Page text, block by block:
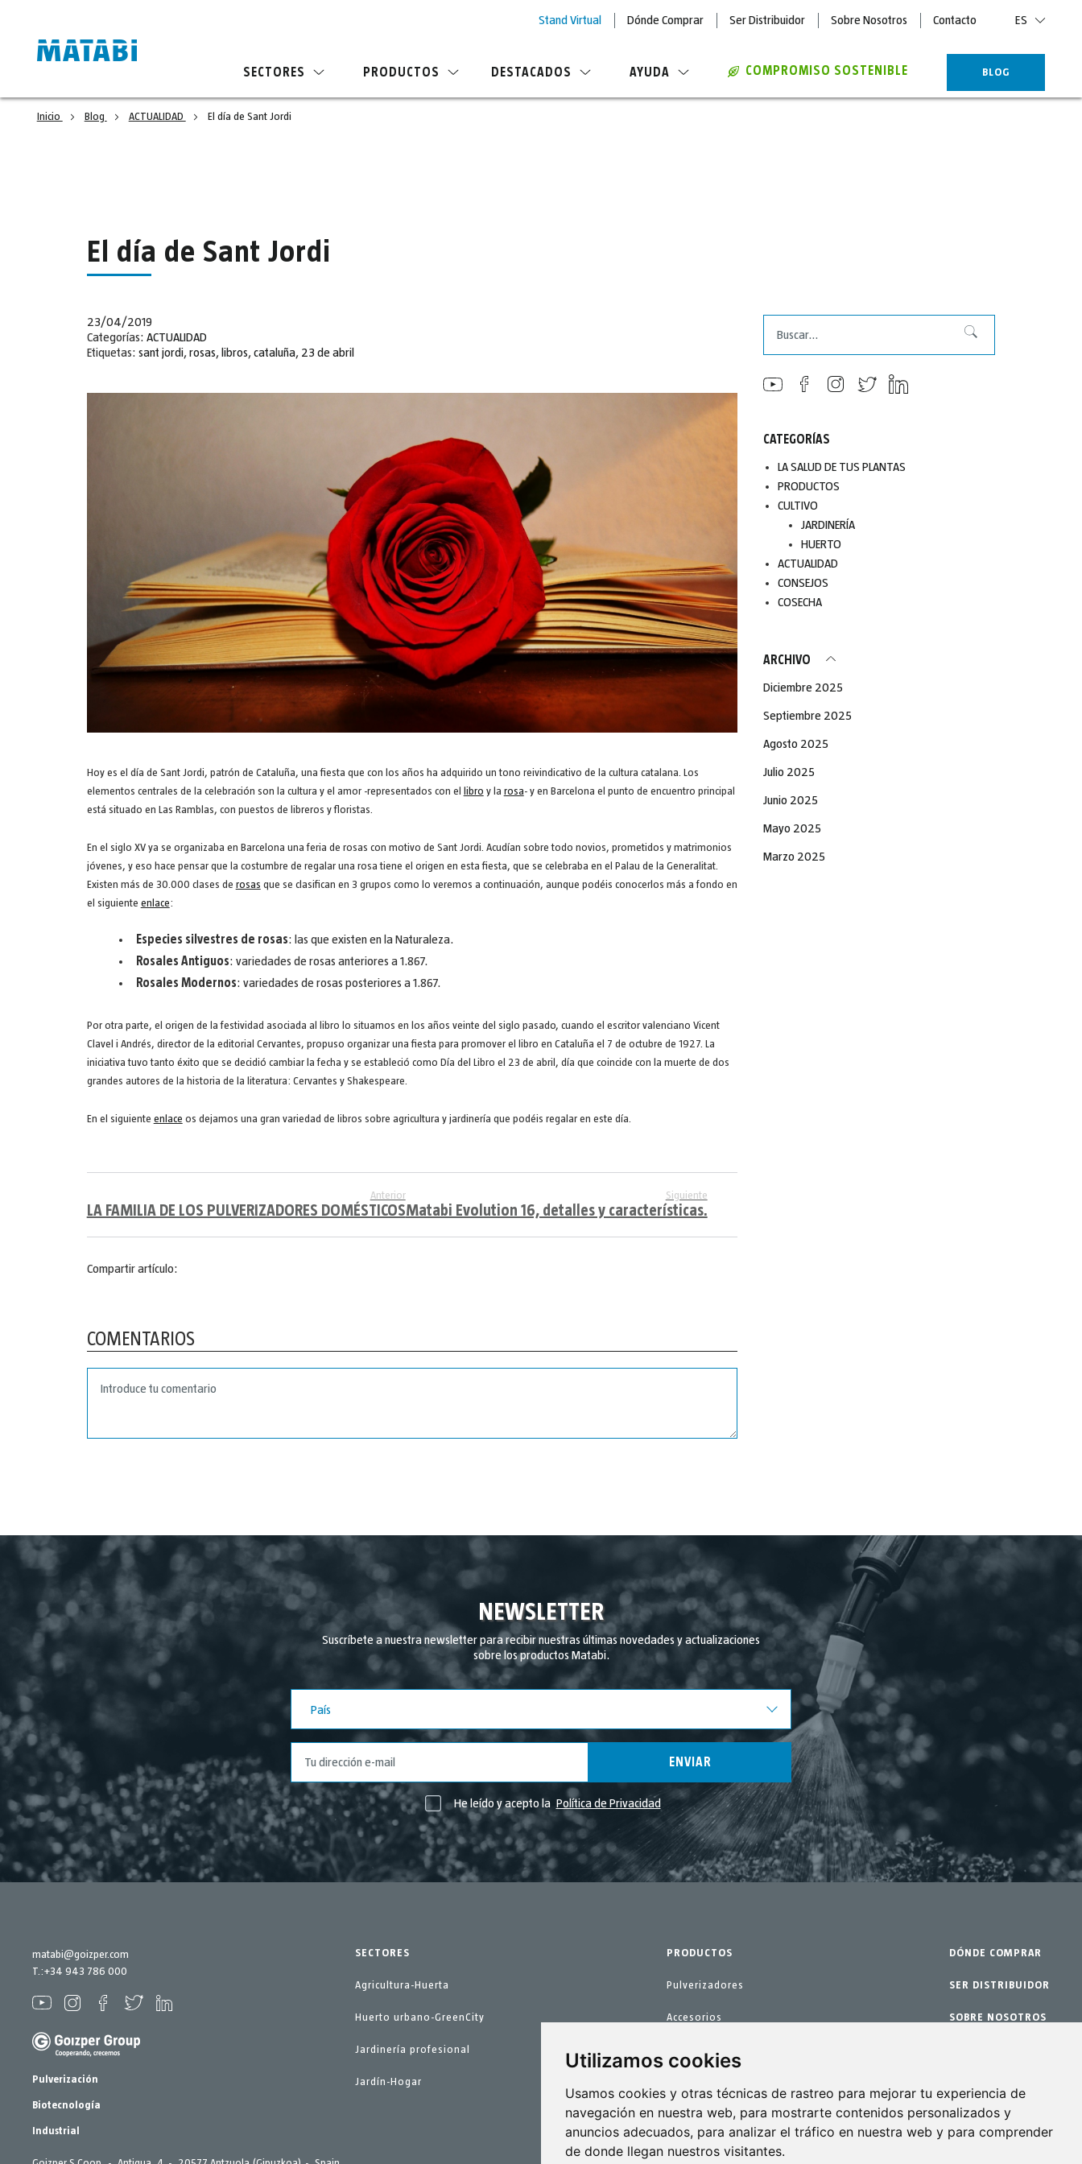
Utilizamos cookies
Usamos cookies y otras técnicas de rastreo para mejorar tu experiencia de
navegación en nuestra web, para mostrarte contenidos personalizados y
anuncios adecuados, para analizar el tráfico en nuestra web y para comprender
de donde llegan nuestros visitantes.
Stand Virtual Dónde Comprar Ser Distribuidor Sobre Nosotros Contacto ES
SECTORES PRODUCTOS DESTACADOS AYUDA COMPROMISO SOSTENIBLE BLOG
Inicio Blog ACTUALIDAD El día de Sant Jordi
El día de Sant Jordi
23/04/2019
Categorías: ACTUALIDAD
Etiquetas: sant jordi,rosas, libros,cataluña, 23 de abril
Hoy es el día de Sant Jordi, patrón de Cataluña, una fiesta que con los años ha adquirido un tono reivindicativo de la cultura catalana. Los
elementos centrales de la celebración son la cultura y el amor -representados con el
libro y la rosa- y en Barcelona el punto de encuentro principal
está situado en Las Ramblas, con puestos de libreros y floristas.
En el siglo XV ya se organizaba en Barcelona una feria de rosas con motivo de Sant Jordi. Acudían sobre todo novios, prometidos y matrimonios
jóvenes, y eso hace pensar que la costumbre de regalar una rosa tiene el origen en esta fiesta, que se celebraba en el Palau de la Generalitat.
Existen más de 30.000 clases de rosas que se clasifican en 3 grupos como lo veremos a continuación, aunque podéis conocerlos más a fondo en
el siguiente enlace:
Especies silvestres de rosas: las que existen en la Naturaleza.
Rosales Antiguos: variedades de rosas anteriores a 1.867.
Rosales Modernos: variedades de rosas posteriores a 1.867.
Por otra parte, el origen de la festividad asociada al libro lo situamos en los años veinte del siglo pasado, cuando el escritor valenciano Vicent
Clavel i Andrés, director de la editorial Cervantes, propuso organizar una fiesta para promover el libro en Cataluña el 7 de octubre de 1927. La
iniciativa tuvo tanto éxito que se decidió cambiar la fecha y se estableció como Día del Libro el 23 de abril, día que coincide con la muerte de dos
grandes autores de la historia de la literatura: Cervantes y Shakespeare.
En el siguiente enlace os dejamos una gran variedad de libros sobre agricultura y jardinería que podéis regalar en este día.
Anterior
LA FAMILIA DE LOS PULVERIZADORES DOMÉSTICOS
Siguiente
Matabi Evolution 16, detalles y características.
Compartir artículo:
COMENTARIOS
Buscar
CATEGORÍAS
LA SALUD DE TUS PLANTAS
PRODUCTOS
CULTIVO
JARDINERÍA
HUERTO
ACTUALIDAD
CONSEJOS
COSECHA
ARCHIVO
Diciembre 2025
Septiembre 2025
Agosto 2025
Julio 2025
Junio 2025
Mayo 2025
Marzo 2025
Febrero 2022
Diciembre 2021
Noviembre 2021
Octubre 2021
Septiembre 2021
Agosto 2021
Julio 2021
Junio 2021
Mayo 2021
Abril 2021
Marzo 2021
Febrero 2021
Junio 2020
Mayo 2020
Abril 2020
NEWSLETTER
Suscríbete a nuestra newsletter para recibir nuestras últimas novedades y actualizaciones
sobre los productos Matabi.
País
ENVIAR
He leído y acepto la Política de Privacidad
matabi@goizper.com
T.:+34 943 786 000
Pulverización
Biotecnología
Industrial
SECTORES
Agricultura-Huerta
Huerto urbano-GreenCity
Jardinería profesional
Jardín-Hogar
PRODUCTOS
Pulverizadores
Accesorios
Repuestos
DÓNDE COMPRAR
SER DISTRIBUIDOR
SOBRE NOSOTROS